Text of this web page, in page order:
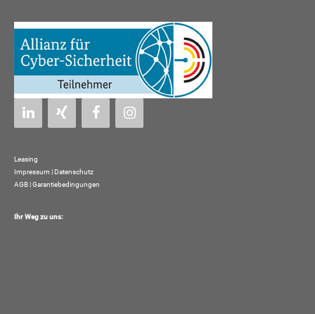
Leasing
Impressum |Datenschutz
AGB | Garantiebedingungen
Ihr Weg zu uns: